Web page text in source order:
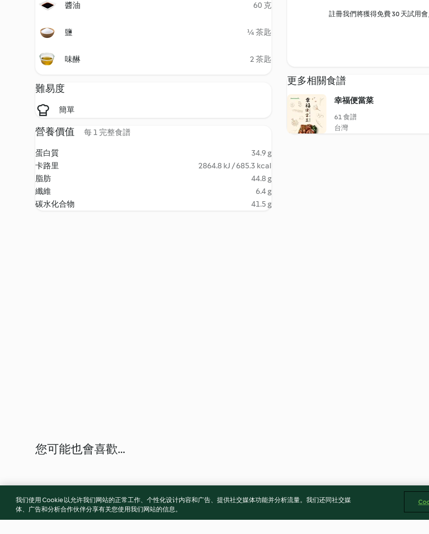
醬油 60 克
鹽 ¼ 茶匙
味醂 2 茶匙
難易度
簡單
營養價值 每 1 完整食譜
蛋白質
34.9 g
卡路里
2864.8 kJ / 685.3 kcal
脂肪
44.8 g
纖維
6.4 g
碳水化合物
41.5 g
註冊我們將獲得免費 30 天試用
更多相關食譜
幸福便當菜
61 食譜
台灣
您可能也會喜歡...
我们使用 Cookie 以允许我们网站的正常工作、个性化设计内容和广告、提供社交媒体功能并分析流量。我们还同社交媒
体、广告和分析合作伙伴分享有关您使用我们网站的信息。